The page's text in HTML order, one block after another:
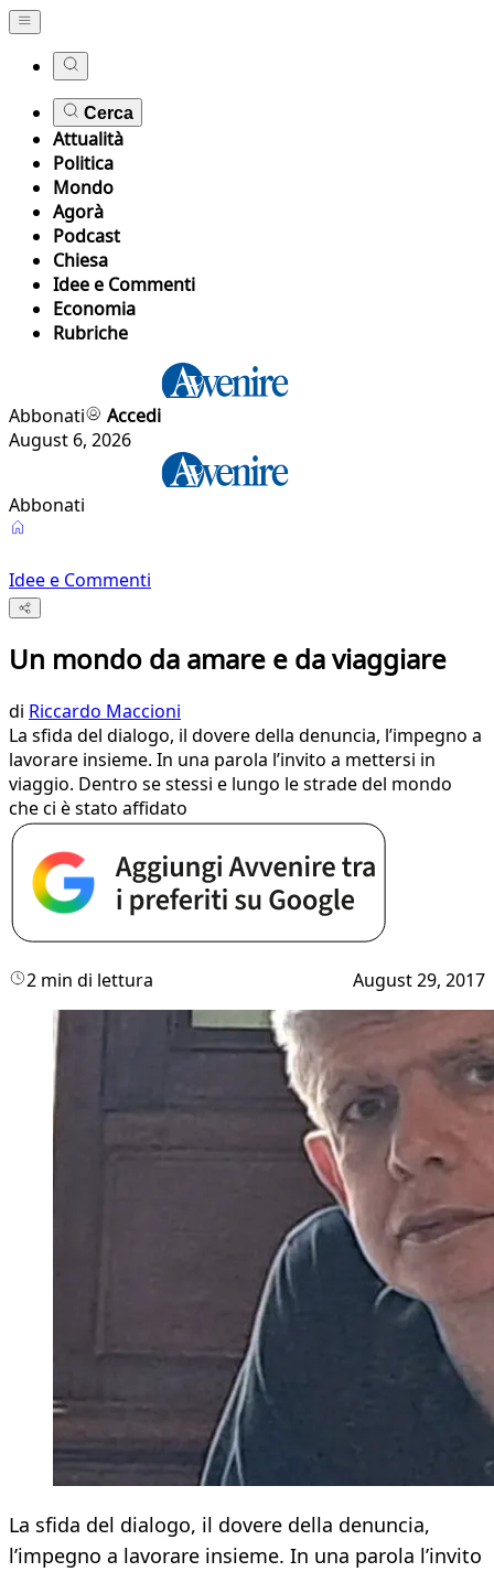
Cerca
Attualità
Politica
Mondo
Agorà
Podcast
Chiesa
Idee e Commenti
Economia
Rubriche
Abbonati
Accedi
August 6, 2026
Abbonati
Idee e Commenti
Un mondo da amare e da viaggiare
di Riccardo Maccioni
La sfida del dialogo, il dovere della denuncia, l’impegno a
lavorare insieme. In una parola l’invito a mettersi in
viaggio. Dentro se stessi e lungo le strade del mondo
che ci è stato affidato
2 min di lettura August 29, 2017
La sfida del dialogo, il dovere della denuncia,
l’impegno a lavorare insieme. In una parola l’invito